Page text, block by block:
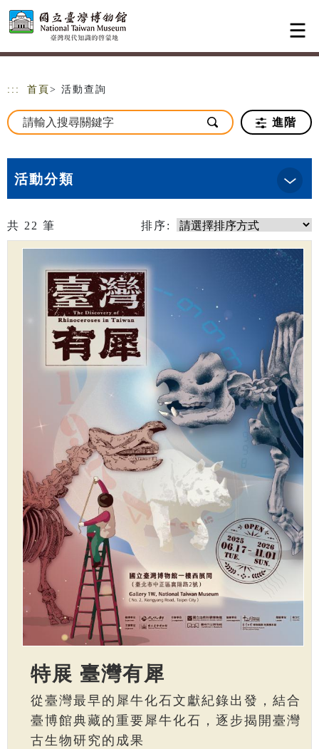
跳到主要內容
網站導覽
::: 首頁 > 活動查詢
進階
活動分類
共 22 筆 排序:
特展 臺灣有犀
從臺灣最早的犀牛化石文獻紀錄出發，結合
臺博館典藏的重要犀牛化石，逐步揭開臺灣
古生物研究的成果